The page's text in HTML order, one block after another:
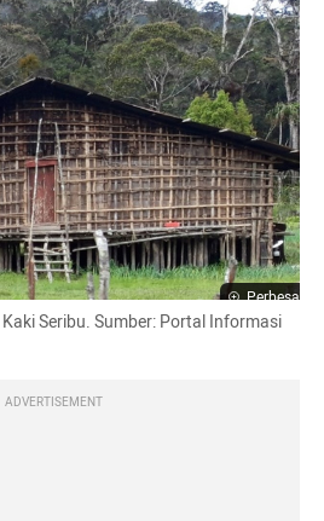
Perbesar
Seribu. Sumber: Portal Informasi
ADVERTISEMENT